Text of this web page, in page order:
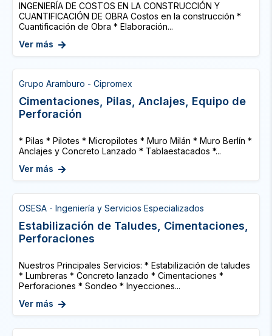
INGENIERÍA DE COSTOS EN LA CONSTRUCCIÓN Y
CUANTIFICACIÓN DE OBRA Costos en la construcción *
Cuantificación de Obra * Elaboración...
Ver más
Grupo Aramburo - Cipromex
Cimentaciones, Pilas, Anclajes, Equipo de
Perforación
* Pilas * Pilotes * Micropilotes * Muro Milán * Muro Berlín *
Anclajes y Concreto Lanzado * Tablaestacados *...
Ver más
OSESA - Ingeniería y Servicios Especializados
Estabilización de Taludes, Cimentaciones,
Perforaciones
Nuestros Principales Servicios: * Estabilización de taludes
* Lumbreras * Concreto lanzado * Cimentaciones *
Perforaciones * Sondeo * Inyecciones...
Ver más